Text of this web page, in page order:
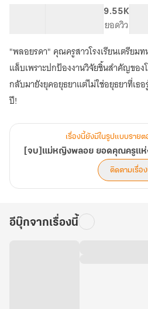
อยุธ
【มี
E-
9.55K
ยอดวิว
"พลอยรดา" คุณครูสาวโรงเรียนเตรียม
แล็บเพราะปกป้องงานวิจัยชิ้นสำคัญของ
กลับมายังยุคอยุธยาแต่ไม่ใช่อยุธยาที่เธ
ปี!
เรื่องนี้ยังมีในรูปแบบราย
ติดตามเรื่อ
อีบุ๊กจากเรื่องนี้